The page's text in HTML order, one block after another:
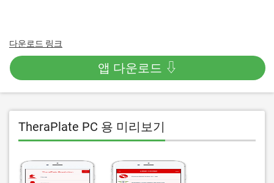
다운로드 링크
앱 다운로드 ⇩
TheraPlate PC 용 미리보기